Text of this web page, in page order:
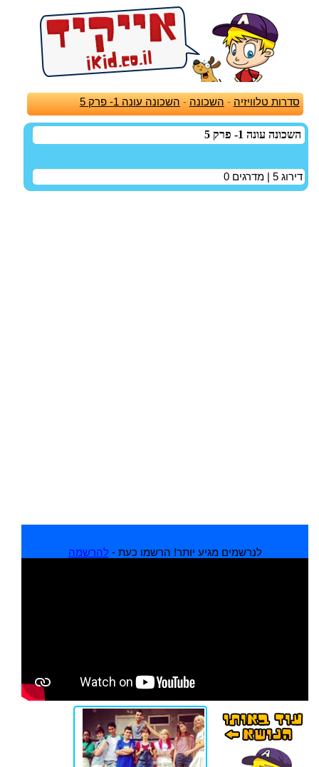
סדרות טלוויזיה - השכונה - השכונה עונה 1- פרק 5
השכונה עונה 1- פרק 5
דירוג 5 | מדרגים 0
לנרשמים מגיע יותר! הרשמו כעת - להרשמה